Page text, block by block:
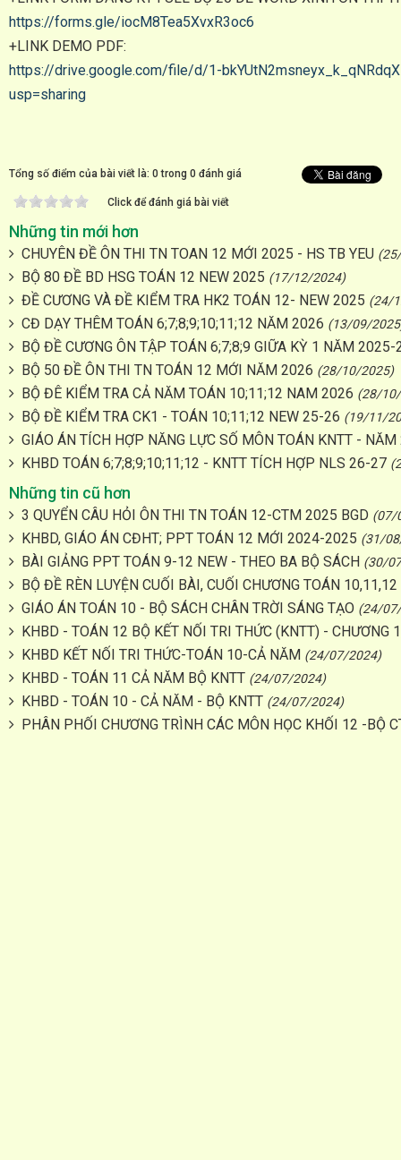
https://forms.gle/iocM8Tea5XvxR3oc6
+LINK DEMO PDF:
https://drive.google.com/file/d/1-
usp=sharing
Tổng số điểm của bài viết là: 0 trong 0 đánh giá
Click để đánh giá bài viết
Những tin mới hơn
CHUYÊN ĐỀ ÔN THI TN TOAN 12 MỚI 2025 - HS TB YEU
BỘ 80 ĐỀ BD HSG TOÁN 12 NEW 2025 (17/12/2024)
ĐỀ CƯƠNG VÀ ĐỀ KIỂM TRA HK2 TOÁN 12- NEW 2025 (24/
CĐ DẠY THÊM TOÁN 6;7;8;9;10;11;12 NĂM 2026 (13/09/
BỘ ĐỀ CƯƠNG ÔN TẬP TOÁN 6;7;8;9 GIỮA KỲ 1 NĂM
BỘ 50 ĐỀ ÔN THI TN TOÁN 12 MỚI NĂM 2026 (28/10/2025)
BỘ ĐÊ KIỂM TRA CẢ NĂM TOÁN 10;11;12 NAM 2026 (28/
BỘ ĐỀ KIỂM TRA CK1 - TOÁN 10;11;12 NEW 25-26 (19/11/
GIÁO ÁN TÍCH HỢP NĂNG LỰC SỐ MÔN TOÁN KNTT -
KHBD TOÁN 6;7;8;9;10;11;12 - KNTT TÍCH HỢP NLS 26-27
Những tin cũ hơn
3 QUYỂN CÂU HỎI ÔN THI TN TOÁN 12-CTM 2025 BGD (07/
KHBD, GIÁO ÁN CĐHT; PPT TOÁN 12 MỚI 2024-2025 (31/
BÀI GIẢNG PPT TOÁN 9-12 NEW - THEO BA BỘ SÁCH (30/
BỘ ĐỀ RÈN LUYỆN CUỐI BÀI, CUỐI CHƯƠNG TOÁN
GIÁO ÁN TOÁN 10 - BỘ SÁCH CHÂN TRỜI SÁNG TẠO (24/
KHBD - TOÁN 12 BỘ KẾT NỐI TRI THỨC (KNTT) - CHƯƠNG
KHBD KẾT NỐI TRI THỨC-TOÁN 10-CẢ NĂM (24/07/2024)
KHBD - TOÁN 11 CẢ NĂM BỘ KNTT (24/07/2024)
KHBD - TOÁN 10 - CẢ NĂM - BỘ KNTT (24/07/2024)
PHÂN PHỐI CHƯƠNG TRÌNH CÁC MÔN HỌC KHỐI 12 -BỘ